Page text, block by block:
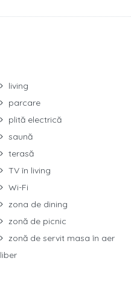
living
parcare
plită electrică
saună
terasă
TV în living
Wi-Fi
zona de dining
zonă de picnic
zonă de servit masa în aer
liber